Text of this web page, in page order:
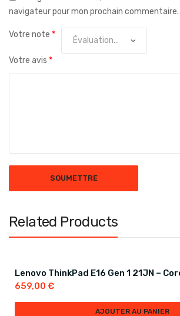
navigateur pour mon prochain commentaire.
Votre note *
Votre avis *
Related Products
Lenovo ThinkPad E16 Gen 1 21JN –
659,00 €
AJOUTER AU PANIER